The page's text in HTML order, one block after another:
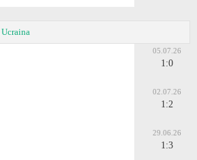
Ucraina
05.07.26
1:0
02.07.26
1:2
29.06.26
1:3